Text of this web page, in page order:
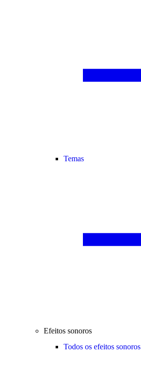
Temas
Efeitos sonoros
Todos os efeitos sonoros